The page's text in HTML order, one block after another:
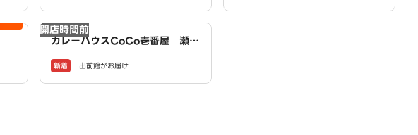
開店時間前
カレーハウスCoCo壱番屋 瀬戸
新着 出前館がお届け